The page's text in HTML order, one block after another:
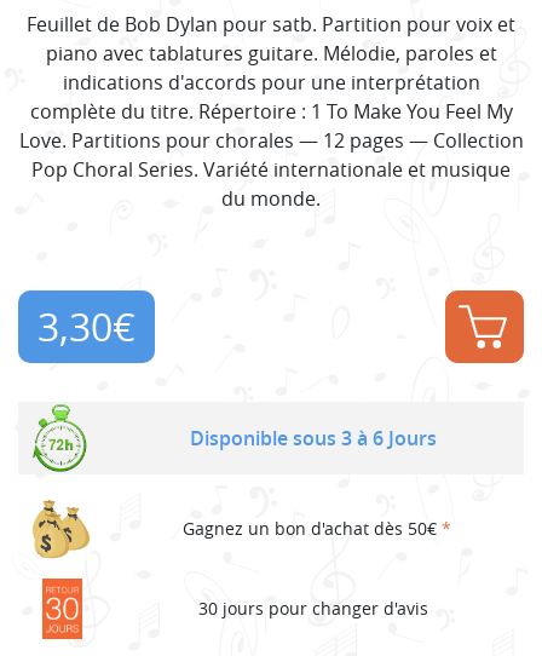
Feuillet de Bob Dylan pour satb. Partition pour voix et
piano avec tablatures guitare. Mélodie, paroles et
indications d'accords pour une interprétation
complète du titre. Répertoire : 1 To Make You Feel My
Love. Partitions pour chorales — 12 pages — Collection
Pop Choral Series. Variété internationale et musique
du monde.
3,30€
Disponible sous 3 à 6 Jours
Gagnez un bon d'achat dès 50€ *
30 jours pour changer d'avis